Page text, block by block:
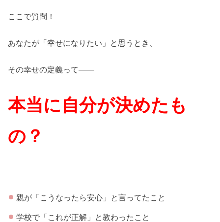
ここで質問！
あなたが「幸せになりたい」と思うとき、
その幸せの定義って——
本当に自分が決めたも
の？
親が「こうなったら安心」と言ってたこと
学校で「これが正解」と教わったこと